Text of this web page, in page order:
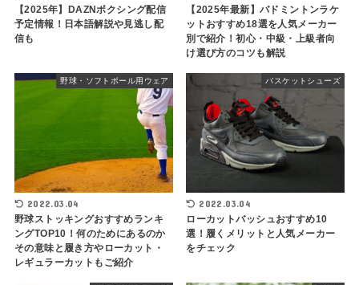
【2025年】DAZNボクシング配信
予定情報！日本語解説や見逃し配
信も
【2025年最新】バドミントンラケ
ットおすすめ18選を人気メーカー
別で紹介！初心・中級・上級者向
け選び方のコツも解説
野球・ソフトボール用ウェア
2022.03.04
野球ストッキングおすすめランキ
ングTOP10！何のためにあるのか
その意味と履き方やローカット・
レギュラーカットもご紹介
バスケットシューズ
2022.03.04
ローカットバッシュおすすめ10
選！履くメリットと人気メーカー
をチェック